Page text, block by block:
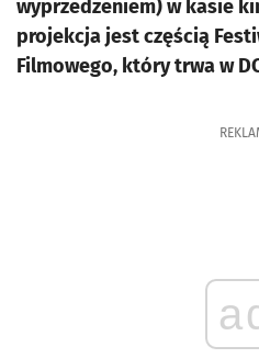
wyprzedzeniem) w kasie
projekcja jest częścią
Filmowego, który trwa w